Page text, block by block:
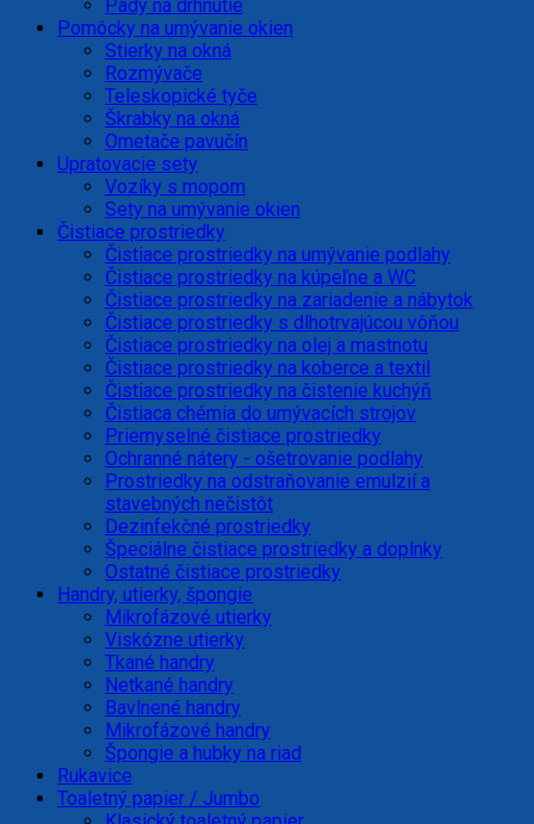
Pady na drhnutie
Pomôcky na umývanie okien
Stierky na okná
Rozmývače
Teleskopické tyče
Škrabky na okná
Ometače pavučín
Upratovacie sety
Vozíky s mopom
Sety na umývanie okien
Čistiace prostriedky
Čistiace prostriedky na umývanie podlahy
Čistiace prostriedky na kúpeľne a WC
Čistiace prostriedky na zariadenie a nábytok
Čistiace prostriedky s dlhotrvajúcou vôňou
Čistiace prostriedky na olej a mastnotu
Čistiace prostriedky na koberce a textil
Čistiace prostriedky na čistenie kuchýň
Čistiaca chémia do umývacích strojov
Priemyselné čistiace prostriedky
Ochranné nátery - ošetrovanie podlahy
Prostriedky na odstraňovanie emulzií a
stavebných nečistôt
Dezinfekčné prostriedky
Špeciálne čistiace prostriedky a doplnky
Ostatné čistiace prostriedky
Handry, utierky, špongie
Mikrofázové utierky
Viskózne utierky
Tkané handry
Netkané handry
Bavlnené handry
Mikrofázové handry
Špongie a hubky na riad
Rukavice
Toaletný papier / Jumbo